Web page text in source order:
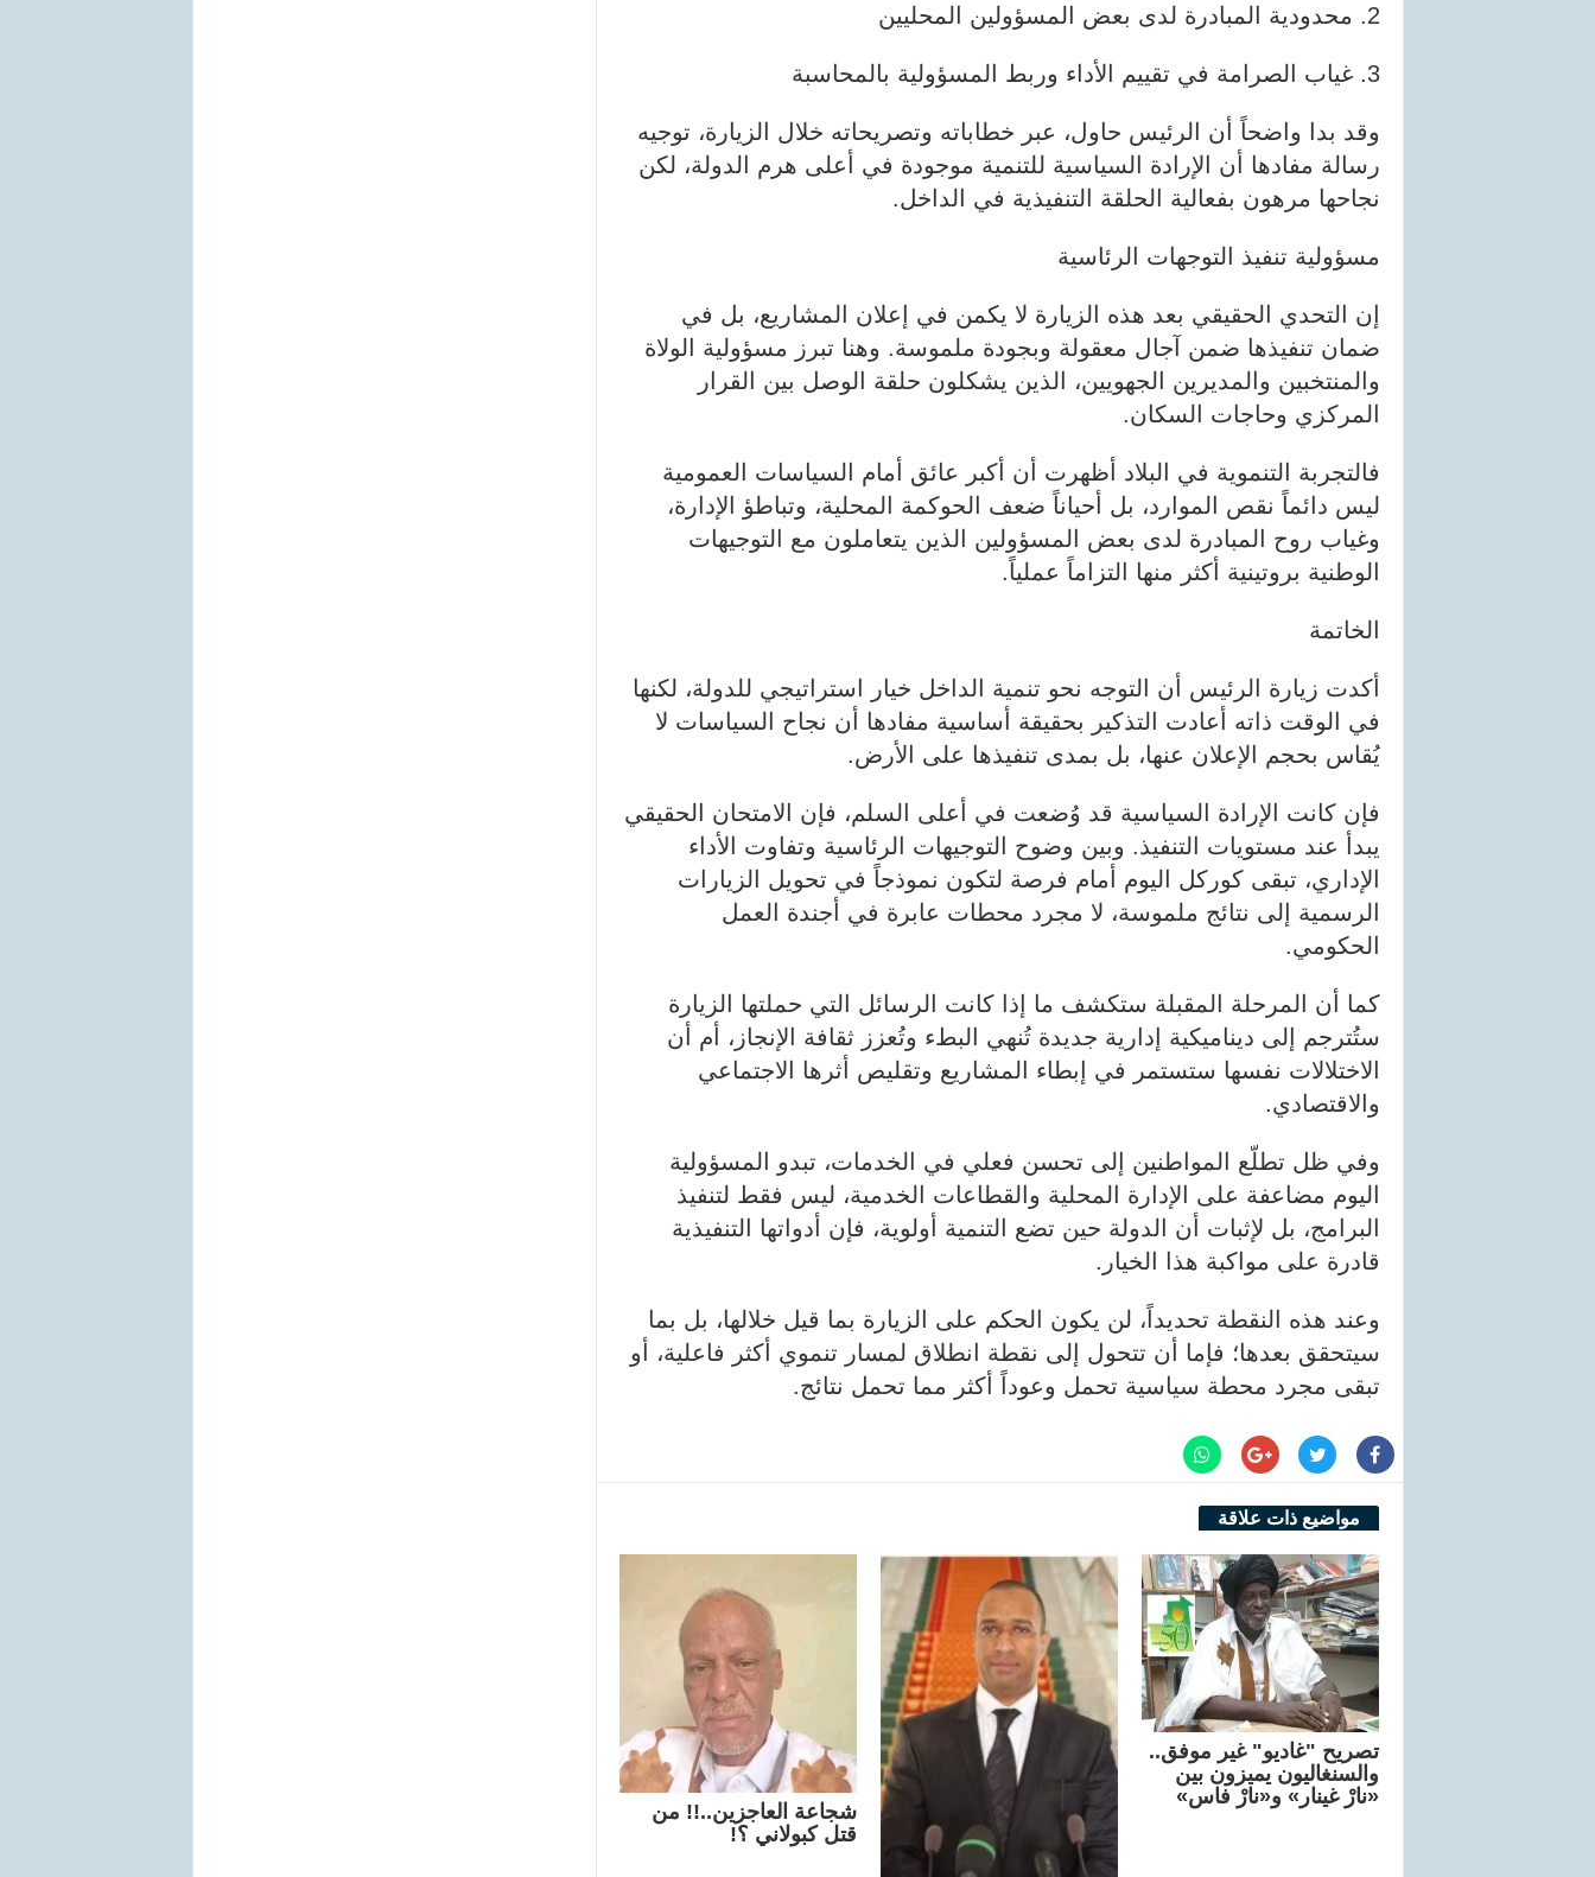
2. محدودية المبادرة لدى بعض المسؤولين المحليين
3. غياب الصرامة في تقييم الأداء وربط المسؤولية بالمحاسبة
وقد بدا واضحاً أن الرئيس حاول، عبر خطاباته وتصريحاته خلال الزيارة، توجيه
رسالة مفادها أن الإرادة السياسية للتنمية موجودة في أعلى هرم الدولة، لكن
نجاحها مرهون بفعالية الحلقة التنفيذية في الداخل.
مسؤولية تنفيذ التوجهات الرئاسية
إن التحدي الحقيقي بعد هذه الزيارة لا يكمن في إعلان المشاريع، بل في
ضمان تنفيذها ضمن آجال معقولة وبجودة ملموسة. وهنا تبرز مسؤولية الولاة
والمنتخبين والمديرين الجهويين، الذين يشكلون حلقة الوصل بين القرار
المركزي وحاجات السكان.
فالتجربة التنموية في البلاد أظهرت أن أكبر عائق أمام السياسات العمومية
ليس دائماً نقص الموارد، بل أحياناً ضعف الحوكمة المحلية، وتباطؤ الإدارة،
وغياب روح المبادرة لدى بعض المسؤولين الذين يتعاملون مع التوجيهات
الوطنية بروتينية أكثر منها التزاماً عملياً.
الخاتمة
أكدت زيارة الرئيس أن التوجه نحو تنمية الداخل خيار استراتيجي للدولة، لكنها
في الوقت ذاته أعادت التذكير بحقيقة أساسية مفادها أن نجاح السياسات لا
يُقاس بحجم الإعلان عنها، بل بمدى تنفيذها على الأرض.
فإن كانت الإرادة السياسية قد وُضعت في أعلى السلم، فإن الامتحان الحقيقي
يبدأ عند مستويات التنفيذ. وبين وضوح التوجيهات الرئاسية وتفاوت الأداء
الإداري، تبقى كوركل اليوم أمام فرصة لتكون نموذجاً في تحويل الزيارات
الرسمية إلى نتائج ملموسة، لا مجرد محطات عابرة في أجندة العمل
الحكومي.
كما أن المرحلة المقبلة ستكشف ما إذا كانت الرسائل التي حملتها الزيارة
ستُترجم إلى ديناميكية إدارية جديدة تُنهي البطء وتُعزز ثقافة الإنجاز، أم أن
الاختلالات نفسها ستستمر في إبطاء المشاريع وتقليص أثرها الاجتماعي
والاقتصادي.
وفي ظل تطلّع المواطنين إلى تحسن فعلي في الخدمات، تبدو المسؤولية
اليوم مضاعفة على الإدارة المحلية والقطاعات الخدمية، ليس فقط لتنفيذ
البرامج، بل لإثبات أن الدولة حين تضع التنمية أولوية، فإن أدواتها التنفيذية
قادرة على مواكبة هذا الخيار.
وعند هذه النقطة تحديداً، لن يكون الحكم على الزيارة بما قيل خلالها، بل بما
سيتحقق بعدها؛ فإما أن تتحول إلى نقطة انطلاق لمسار تنموي أكثر فاعلية، أو
تبقى مجرد محطة سياسية تحمل وعوداً أكثر مما تحمل نتائج.
مواضيع ذات علاقة
تصريح "غاديو" غير موفق..
والسنغاليون يميزون بين
«نارْ غينار» و«نارْ فاس»
شجاعة العاجزين..!! من
قتل كبولاني ؟!